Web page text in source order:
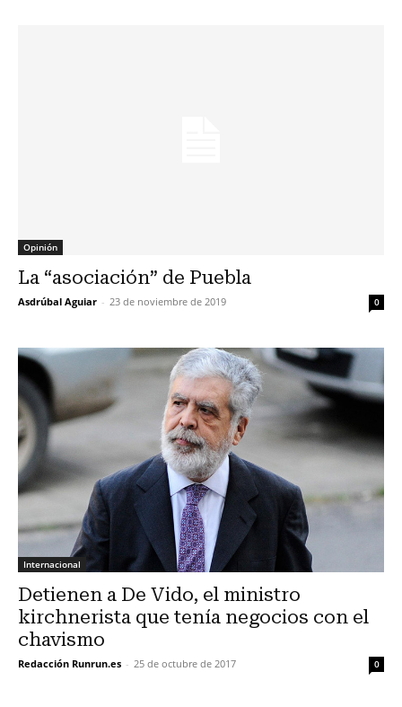
Opinión
La “asociación” de Puebla
Asdrúbal Aguiar - 23 de noviembre de 2019 0
Internacional
Detienen a De Vido, el ministro
kirchnerista que tenía negocios con el
chavismo
Redacción Runrun.es - 25 de octubre de 2017 0